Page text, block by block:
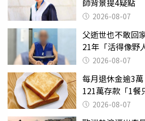
師背景提4疑點
2026-08-07
父逝世也不敢回
21年「活得像
2026-08-07
每月退休金逾3
121萬存款「1
後暴瘦嚇壞女兒
2026-08-07